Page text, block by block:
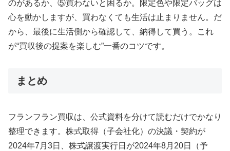
のがあるか、⑤買わないと困るか。限定色や限定バッグは
心を動かしますが、買わなくても生活は止まりません。だ
から、最後に生活側から確認して、納得して買う。これ
が“買収後の提案を楽しむ”一番のコツです。
まとめ
フランフラン買収は、公式資料を分けて読むだけでかなり
整理できます。株式取得（子会社化）の決議・契約が
2024年7月3日、株式譲渡実行日が2024年8月20日（予